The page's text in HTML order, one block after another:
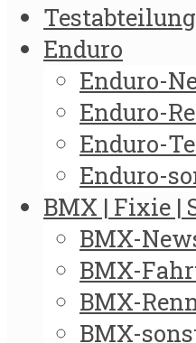
Testabteilung
Enduro
Enduro-
Enduro-
Enduro-
Enduro-
BMX | Fixie |
BMX-
BMX-
BMX-
BMX-